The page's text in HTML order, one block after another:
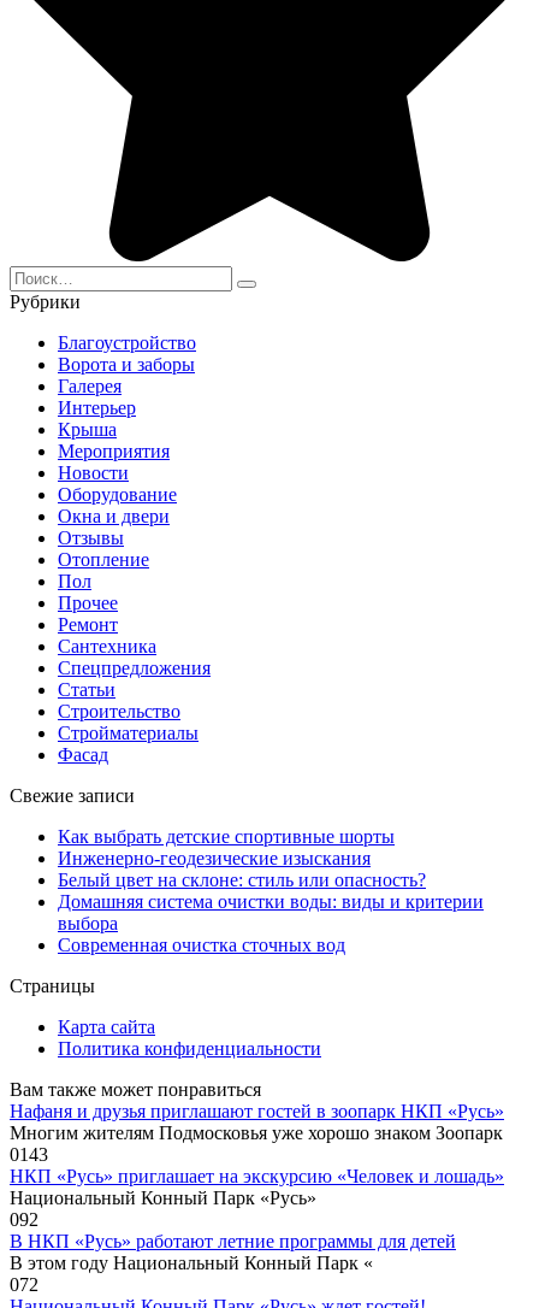
Search
for:
Рубрики
Благоустройство
Ворота и заборы
Галерея
Интерьер
Крыша
Мероприятия
Новости
Оборудование
Окна и двери
Отзывы
Отопление
Пол
Прочее
Ремонт
Сантехника
Спецпредложения
Статьи
Строительство
Стройматериалы
Фасад
Свежие записи
Как выбрать детские спортивные шорты
Инженерно-геодезические изыскания
Белый цвет на склоне: стиль или опасность?
Домашняя система очистки воды: виды и критерии
выбора
Современная очистка сточных вод
Страницы
Карта сайта
Политика конфиденциальности
Вам также может понравиться
Нафаня и друзья приглашают гостей в зоопарк НКП «Русь»
Многим жителям Подмосковья уже хорошо знаком Зоопарк
0143
НКП «Русь» приглашает на экскурсию «Человек и лошадь»
Национальный Конный Парк «Русь»
092
В НКП «Русь» работают летние программы для детей
В этом году Национальный Конный Парк «
072